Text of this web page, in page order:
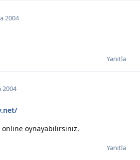
2004
Yanıtla
2004
oynayabilirsiniz.
Yanıtla